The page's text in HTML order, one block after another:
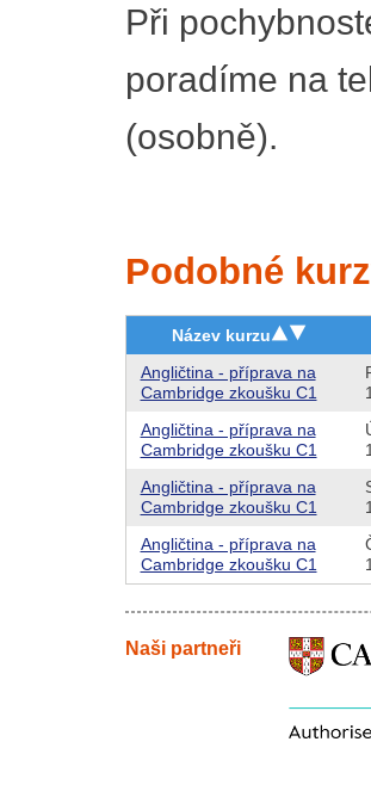
Při
poradíme na
(osobně).
Podobné
Název kurzu
Angličtina - příprava na
Cambridge zkoušku C1
Angličtina - příprava na
Cambridge zkoušku C1
Angličtina - příprava na
Cambridge zkoušku C1
Angličtina - příprava na
Cambridge zkoušku C1
Naši partneři